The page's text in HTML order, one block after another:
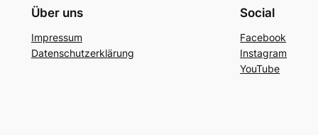
Über uns
Impressum
Datenschutzerklärung
Social
Facebook
Instagram
YouTube